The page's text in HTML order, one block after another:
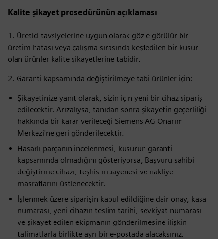
Kalite şikayet prosedürünün açıklaması
1. Üretici tavsiyelerine uygun olarak gözle görülür bir
üretim hatası veya çalışma sırasında keşfedilen bir kusur
olan ürünler kalite şikayetlerine tabidir.
2. Garanti kapsamında değiştirilmeye tabi ürünler için:
Şikayetinize yanıt olarak, sizin için yeni bir cihaz sipariş
edilecektir. Arızalıysa, tanıdan sonra şikayetin geçerliliği
hakkında bir karar verileceği Siemens AG Onarım
Merkezi'ne geri gönderilecektir.
Hasarlı parçanın incelenmesi, kusurun garanti
kapsamında olmadığını gösteriyorsa, Başvuru sahibi
değiştirme cihazı, teşhis muayenesi ve nakliye
masraflarını üstlenecektir.
İşlenmek üzere siparişin kabul edildiğine dair onay, kasa
numarası, yeni cihazın teslim tarihi, sevkiyat numarası
ve şikayet edilen ekipmanın gönderilmesine ilişkin
talimatlarla birlikte ayrı bir e-postada alacaksınız.